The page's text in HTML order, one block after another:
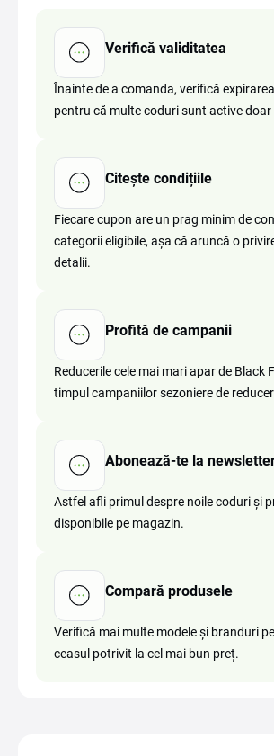
Verifică validitatea
Înainte de a comanda, verifică
pentru că multe coduri sunt active doar
Citește condițiile
Fiecare cupon are un prag minim de
categorii eligibile, așa că aruncă o
detalii.
Profită de campanii
Reducerile cele mai mari apar de Black
timpul campaniilor sezoniere de
Abonează-te la
Astfel afli primul despre noile coduri și
disponibile pe magazin.
Compară produsele
Verifică mai multe modele și branduri
ceasul potrivit la cel mai bun preț.